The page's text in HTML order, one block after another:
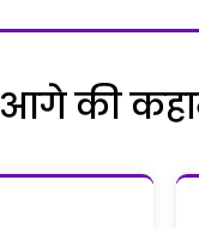
आगे की